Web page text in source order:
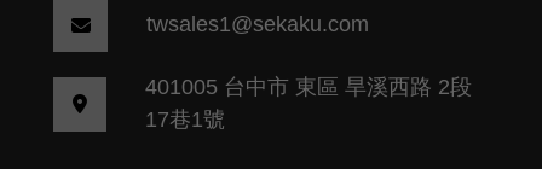
twsales1@sekaku.com
401005 台中市 東區 旱溪西路 2段
17巷1號